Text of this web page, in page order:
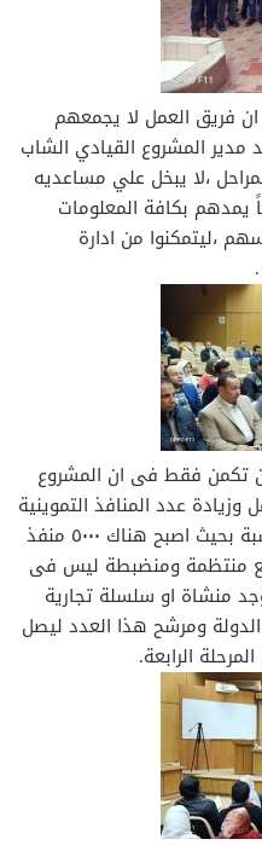
فريق العمل لا يجمعهم
مدير المشروع القيادي الشاب
،لا يبخل علي مساعديه
بكافة المعلومات
،ليتمكنوا من ادارة
تكمن فقط فى ان المشروع
عدد المنافذ التموينية
واتاحة السلع بكميات واسعار مناسبة بحيث اصبح هناك ٥٠٠٠ منفذ
منتظمة ومنضبطة ليس فى
منشاة او سلسلة تجارية
الدولة ومرشح هذا العدد ليصل